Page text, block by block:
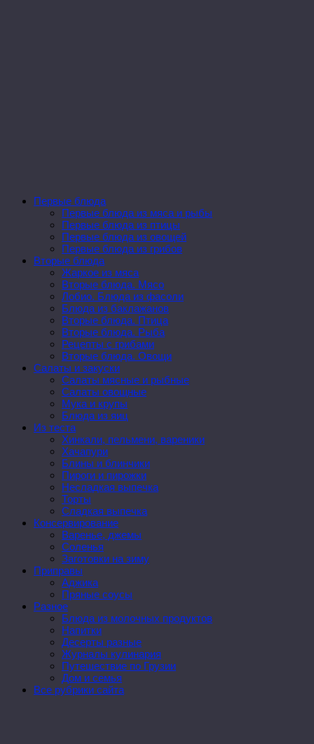
Первые блюда
Первые блюда из мяса и рыбы
Первые блюда из птицы
Первые блюда из овощей
Первые блюда из грибов
Вторые блюда
Жаркое из мяса
Вторые блюда. Мясо
Лобио. Блюда из фасоли
Блюда из баклажанов
Вторые блюда. Птица
Вторые блюда. Рыба
Рецепты с грибами
Вторые блюда. Овощи
Салаты и закуски
Салаты мясные и рыбные
Салаты овощные
Мука и крупы
Блюда из яиц
Из теста
Хинкали, пельмени, вареники
Хачапури
Блины и блинчики
Пироги и пирожки
Несладкая выпечка
Торты
Сладкая выпечка
Консервирование
Варенье, джемы
Соленья
Заготовки на зиму
Приправы
Аджика
Пряные соусы
Разное
Блюда из молочных продуктов
Напитки
Десерты разные
Журналы кулинария
Путешествие по Грузии
Дом и семья
Все рубрики сайта